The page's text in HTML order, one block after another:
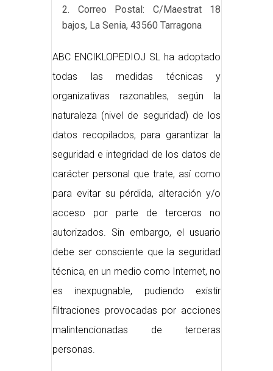
Correo Postal: C/Maestrat 18
bajos, La Senia, 43560 Tarragona
ABC ENCIKLOPEDIOJ SL ha adoptado
todas las medidas técnicas y
organizativas razonables, según la
naturaleza (nivel de seguridad) de los
datos recopilados, para garantizar la
seguridad e integridad de los datos de
carácter personal que trate, así como
para evitar su pérdida, alteración y/o
acceso por parte de terceros no
autorizados. Sin embargo, el usuario
debe ser consciente que la seguridad
técnica, en un medio como Internet, no
es inexpugnable, pudiendo existir
filtraciones provocadas por acciones
malintencionadas de terceras
personas.